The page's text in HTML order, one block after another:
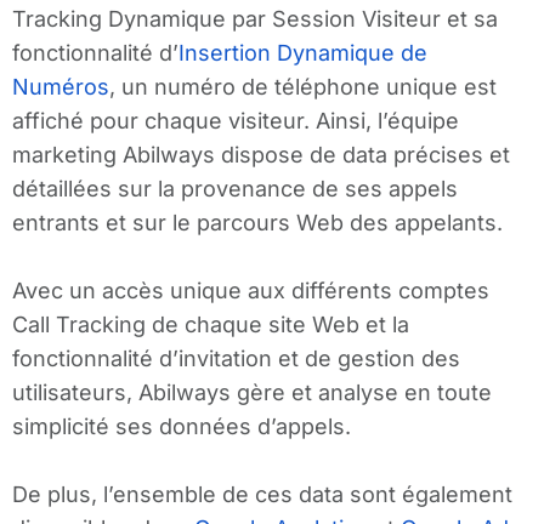
Tracking Dynamique par Session Visiteur et sa
fonctionnalité d’Insertion Dynamique de
Numéros, un numéro de téléphone unique est
affiché pour chaque visiteur. Ainsi, l’équipe
marketing Abilways dispose de data précises et
détaillées sur la provenance de ses appels
entrants et sur le parcours Web des appelants.
Avec un accès unique aux différents comptes
Call Tracking de chaque site Web et la
fonctionnalité d’invitation et de gestion des
utilisateurs, Abilways gère et analyse en toute
simplicité ses données d’appels.
De plus, l’ensemble de ces data sont également